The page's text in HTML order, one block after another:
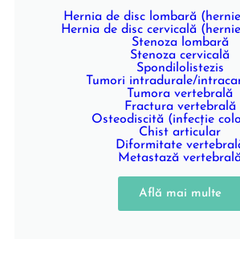
Hernia de disc lombară
Hernia de disc cervicală
Stenoza lombară
Stenoza cervicală
Spondilolistezis
Tumori intradurale/
Tumora vertebrală
Fractura vertebrală
Osteodiscită (infecție
Chist articular
Diformitate
Metastază
Află mai multe